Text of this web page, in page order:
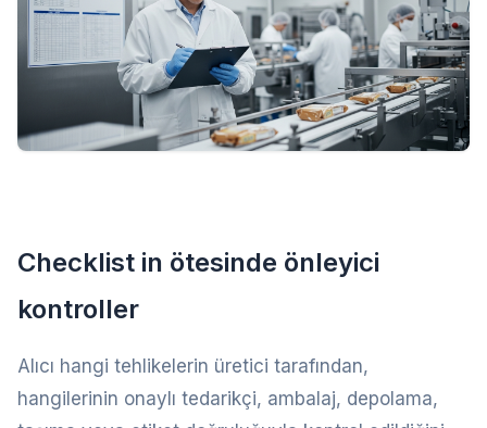
Checklist in ötesinde önleyici
kontroller
Alıcı hangi tehlikelerin üretici tarafından,
hangilerinin onaylı tedarikçi, ambalaj, depolama,